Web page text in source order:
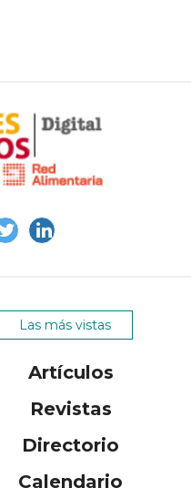
Las más vistas
Artículos
Revistas
Directorio
Calendario